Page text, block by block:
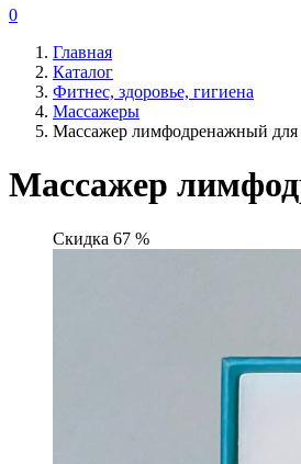
0
Главная
Каталог
Фитнес, здоровье, гигиена
Массажеры
Массажер лимфодренажный для
Массажер
Скидка 67 %